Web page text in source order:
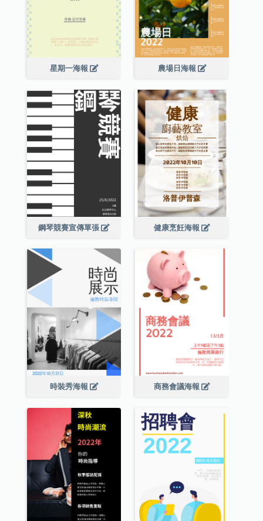
星期一海報 農場日海報
鋼琴競賽宣傳單張 健康烹飪海報
時裝秀海報 商務會議海報